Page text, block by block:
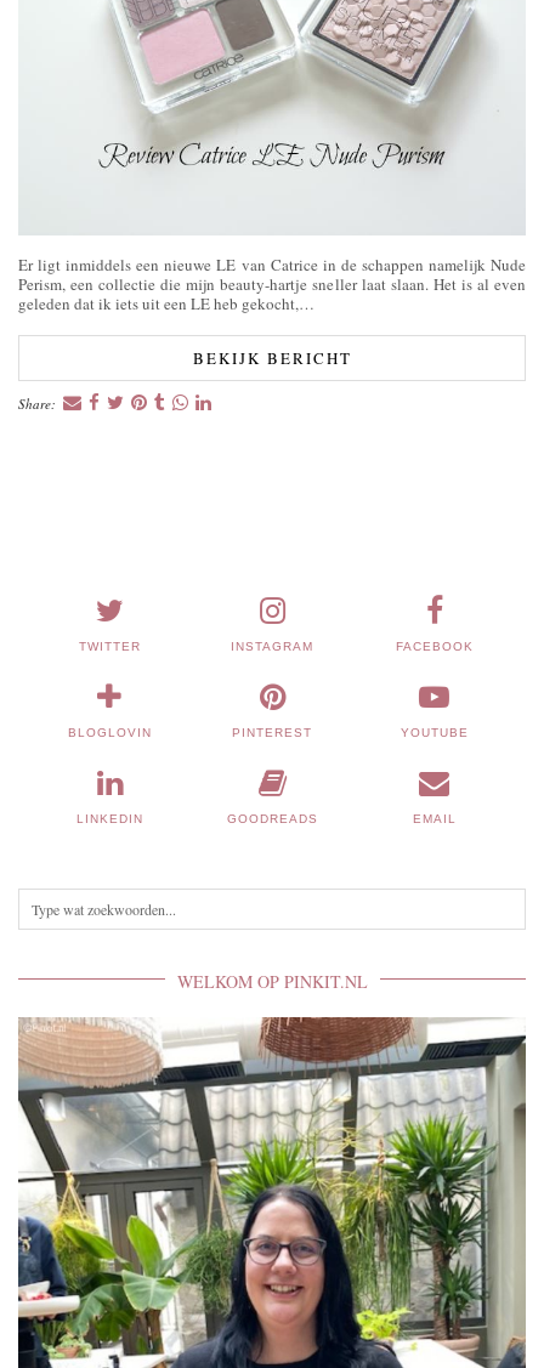
Er ligt inmiddels een nieuwe LE van Catrice in de schappen namelijk Nude
Perism, een collectie die mijn beauty-hartje sneller laat slaan. Het is al even
geleden dat ik iets uit een LE heb gekocht,…
BEKIJK BERICHT
Share:
TWITTER INSTAGRAM FACEBOOK
BLOGLOVIN PINTEREST YOUTUBE
LINKEDIN GOODREADS EMAIL
WELKOM OP PINKIT.NL